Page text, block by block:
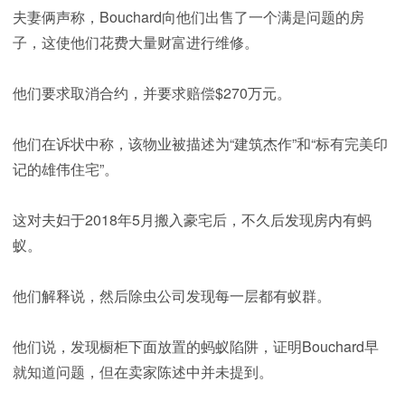
夫妻俩声称，Bouchard向他们出售了一个满是问题的房
子，这使他们花费大量财富进行维修。
他们要求取消合约，并要求赔偿$270万元。
他们在诉状中称，该物业被描述为“建筑杰作”和“标有完美印
记的雄伟住宅”。
这对夫妇于2018年5月搬入豪宅后，不久后发现房内有蚂
蚁。
他们解释说，然后除虫公司发现每一层都有蚁群。
他们说，发现橱柜下面放置的蚂蚁陷阱，证明Bouchard早
就知道问题，但在卖家陈述中并未提到。